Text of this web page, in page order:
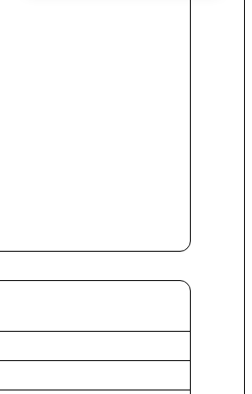
Sønderborg
Nørresundby